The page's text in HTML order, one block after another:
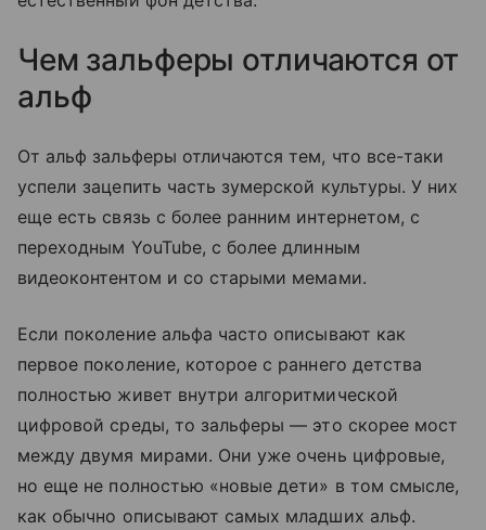
Чем зальферы отличаются от
альф
От альф зальферы отличаются тем, что все-таки
успели зацепить часть зумерской культуры. У них
еще есть связь с более ранним интернетом, с
переходным YouTube, с более длинным
видеоконтентом и со старыми мемами.
Если поколение альфа часто описывают как
первое поколение, которое с раннего детства
полностью живет внутри алгоритмической
цифровой среды, то зальферы — это скорее мост
между двумя мирами. Они уже очень цифровые,
но еще не полностью «новые дети» в том смысле,
как обычно описывают самых младших альф.